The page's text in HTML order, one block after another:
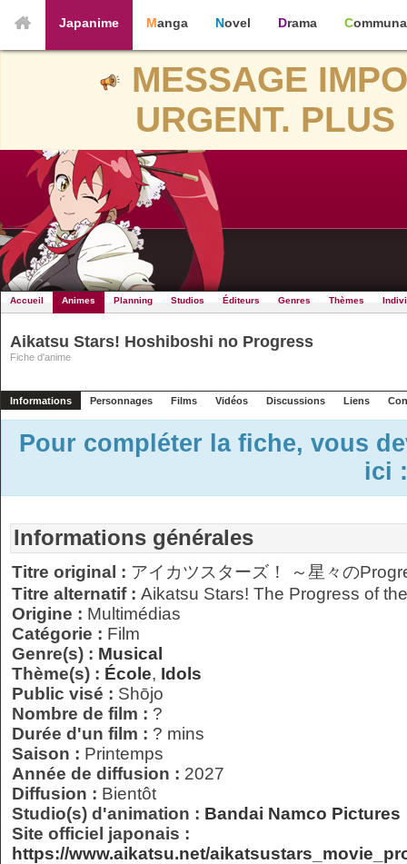
Japanime Manga Novel Drama
MESSAGE
URGENT.
Accueil Animes Planning Studios Éditeurs Genres Thèmes
Aikatsu Stars! Hoshiboshi no Progress
Fiche d'anime
Informations Personnages Films Vidéos Discussions Liens
Pour compléter la fiche, vous
ici
Informations générales
Titre original : アイカツスターズ！ ～星々の
Titre alternatif : Aikatsu Stars! The Progress of
Origine : Multimédias
Catégorie : Film
Genre(s) : Musical
Thème(s) : École, Idols
Public visé : Shōjo
Nombre de film : ?
Durée d'un film : ? mins
Saison : Printemps
Année de diffusion : 2027
Diffusion : Bientôt
Studio(s) d'animation : Bandai Namco Pictures
Site officiel japonais :
https://www.aikatsu.net/